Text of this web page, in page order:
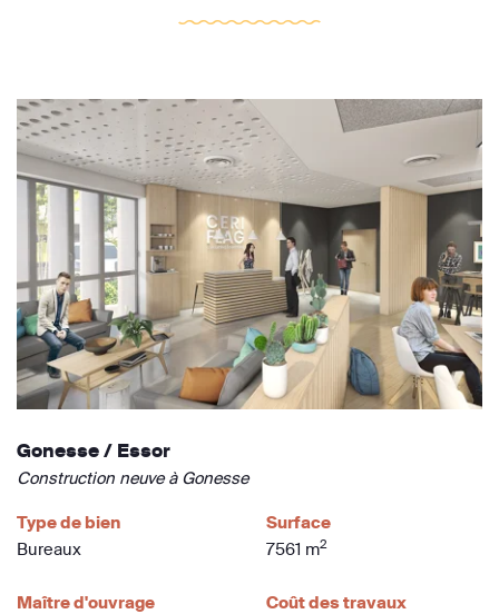
Gonesse / Essor
Construction neuve à Gonesse
Type de bien
Bureaux
Surface
7561 m2
Maître d'ouvrage
Coût des travaux